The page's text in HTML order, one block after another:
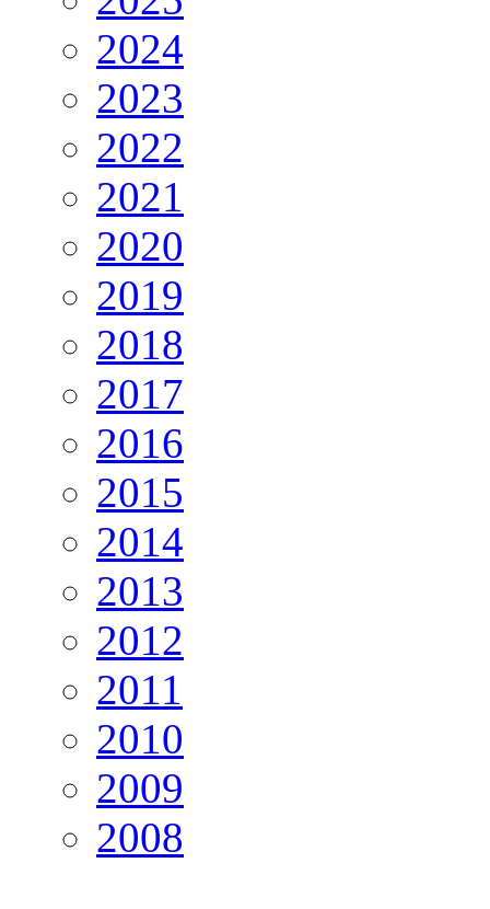
2024
2023
2022
2021
2020
2019
2018
2017
2016
2015
2014
2013
2012
2011
2010
2009
2008